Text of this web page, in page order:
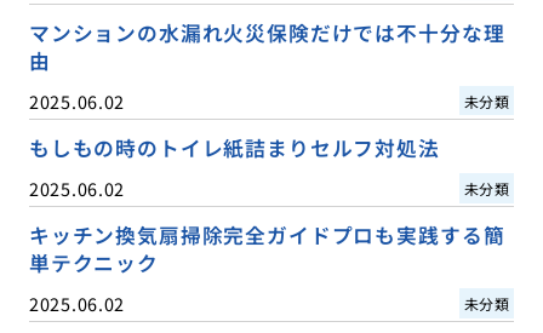
マンションの水漏れ火災保険だけでは不十分な理
由
2025.06.02 未分類
もしもの時のトイレ紙詰まりセルフ対処法
2025.06.02 未分類
キッチン換気扇掃除完全ガイドプロも実践する簡
単テクニック
2025.06.02 未分類